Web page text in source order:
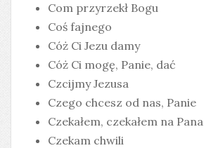
Com przyrzekł Bogu
Coś fajnego
Cóż Ci Jezu damy
Cóż Ci mogę, Panie, dać
Czcijmy Jezusa
Czego chcesz od nas, Panie
Czekałem, czekałem na Pana
Czekam chwili